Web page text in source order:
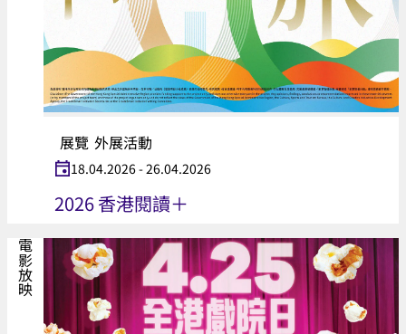
展覽 外展活動
18.04.2026 - 26.04.2026
2026 香港閱讀＋
電影放映